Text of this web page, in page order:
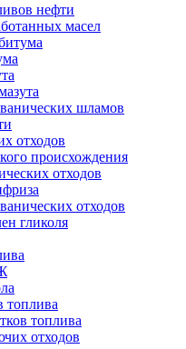
нефти
масел
шламов
отходов
происхождения
отходов
отходов
гликоля
топлива
топлива
отходов